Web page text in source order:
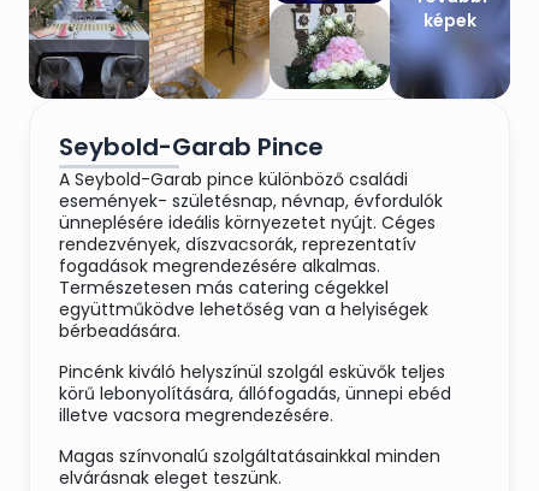
képek
Seybold-Garab Pince
A Seybold-Garab pince különböző családi
események- születésnap, névnap, évfordulók
ünneplésére ideális környezetet nyújt. Céges
rendezvények, díszvacsorák, reprezentatív
fogadások megrendezésére alkalmas.
Természetesen más catering cégekkel
együttműködve lehetőség van a helyiségek
bérbeadására.
Pincénk kiváló helyszínül szolgál esküvők teljes
körű lebonyolítására, állófogadás, ünnepi ebéd
illetve vacsora megrendezésére.
Magas színvonalú szolgáltatásainkkal minden
elvárásnak eleget teszünk.